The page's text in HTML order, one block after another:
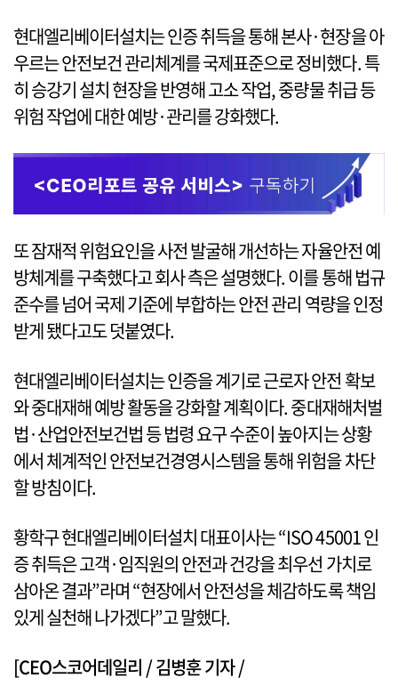
현대엘리베이터설치는 인증 취득을 통해 본사·현장을 아
우르는 안전보건 관리체계를 국제표준으로 정비했다. 특
히 승강기 설치 현장을 반영해 고소 작업, 중량물 취급 등
위험 작업에 대한 예방·관리를 강화했다.
또 잠재적 위험요인을 사전 발굴해 개선하는 자율안전 예
방체계를 구축했다고 회사 측은 설명했다. 이를 통해 법규
준수를 넘어 국제 기준에 부합하는 안전 관리 역량을 인정
받게 됐다고도 덧붙였다.
현대엘리베이터설치는 인증을 계기로 근로자 안전 확보
와 중대재해 예방 활동을 강화할 계획이다. 중대재해처벌
법·산업안전보건법 등 법령 요구 수준이 높아지는 상황
에서 체계적인 안전보건경영시스템을 통해 위험을 차단
할 방침이다.
황학구 현대엘리베이터설치 대표이사는 “ISO 45001 인
증 취득은 고객·임직원의 안전과 건강을 최우선 가치로
삼아온 결과”라며 “현장에서 안전성을 체감하도록 책임
있게 실천해 나가겠다”고 말했다.
[CEO스코어데일리 / 김병훈 기자 /